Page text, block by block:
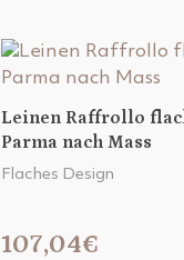
Leinen Raffrollo
Parma nach Mass
Flaches Design
107,04€